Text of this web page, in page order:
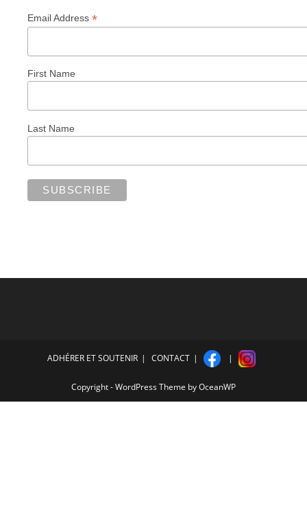
Email Address*
First Name
Last Name
ADHÉRER ET SOUTENIR CONTACT
Copyright - WordPress Theme by OceanWP